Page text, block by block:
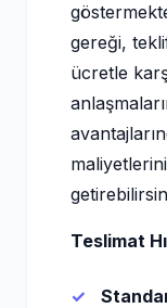
gereği,
ücretle
Teslimat